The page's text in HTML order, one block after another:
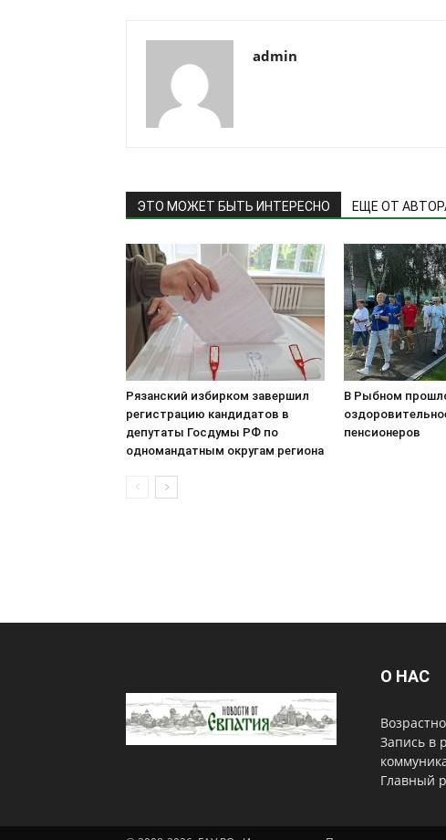
admin
ЭТО МОЖЕТ БЫТЬ ИНТЕРЕСНО ЕЩЕ ОТ
Рязанский избирком завершил
регистрацию кандидатов в
депутаты Госдумы РФ по
одномандатным округам региона
В Рыбном
пенсионеров
О НАС
Запись в
Главный